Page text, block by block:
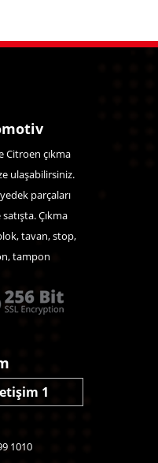
Citroen çıkma
ulaşabilirsiniz.
parçaları
Çıkma
tavan, stop,
tampon
1
1010